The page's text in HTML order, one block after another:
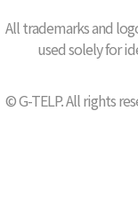
All trademarks and
used solely for
© G-TELP. All rights